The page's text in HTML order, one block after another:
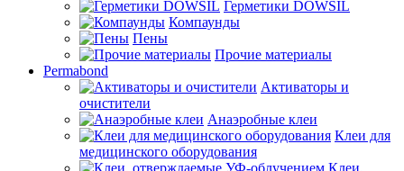
Герметики DOWSIL
Компаунды
Пены
Прочие материалы
Permabond
Активаторы и
очистители
Анаэробные клеи
Клеи для
медицинского оборудования
Клеи,